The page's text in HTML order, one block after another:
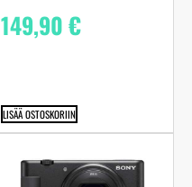
149,90€
LISÄÄ OSTOSKORIIN